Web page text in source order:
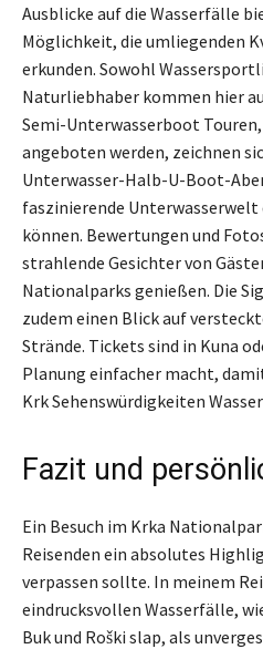
Ausblicke auf die Wasserfälle
Möglichkeit, die umliegenden
erkunden. Sowohl
Naturliebhaber kommen hier
Semi-Unterwasserboot
angeboten werden, zeichnen
Unterwasser-Halb-U-Boot-
faszinierende Unterwasserwelt
können. Bewertungen und
strahlende Gesichter von
Nationalparks genießen. Die
zudem einen Blick auf
Strände. Tickets sind in Kuna
Planung einfacher macht,
Krk Sehenswürdigkeiten
Fazit und
Ein Besuch im Krka
Reisenden ein absolutes
verpassen sollte. In meinem
eindrucksvollen Wasserfälle,
Buk und Roški slap, als